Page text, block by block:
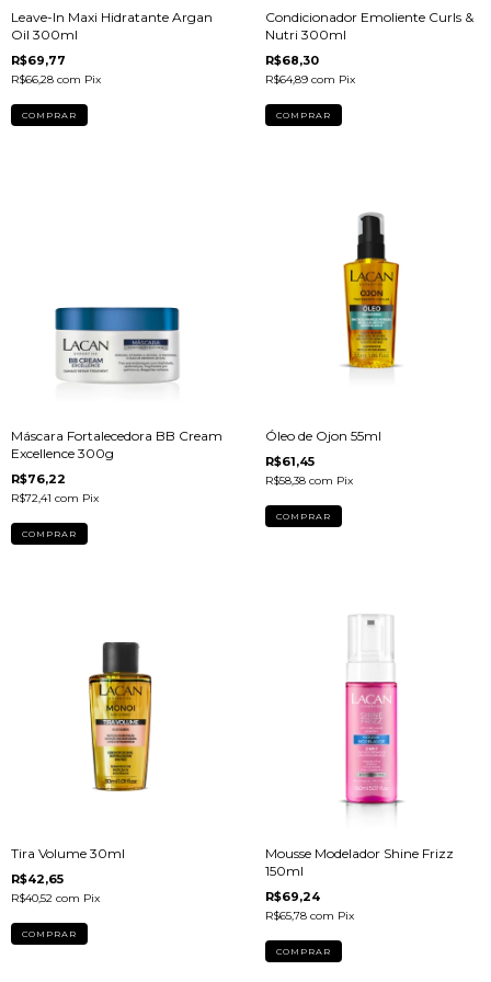
Leave-In Maxi Hidratante Argan
Oil 300ml
R$69,77
R$66,28 com Pix
Condicionador Emoliente Curls &
Nutri 300ml
R$68,30
R$64,89 com Pix
Máscara Fortalecedora BB Cream
Excellence 300g
R$76,22
R$72,41 com Pix
Óleo de Ojon 55ml
R$61,45
R$58,38 com Pix
Tira Volume 30ml
R$42,65
R$40,52 com Pix
Mousse Modelador Shine Frizz
150ml
R$69,24
R$65,78 com Pix